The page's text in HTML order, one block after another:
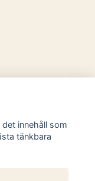
innehåll som
tänkbara